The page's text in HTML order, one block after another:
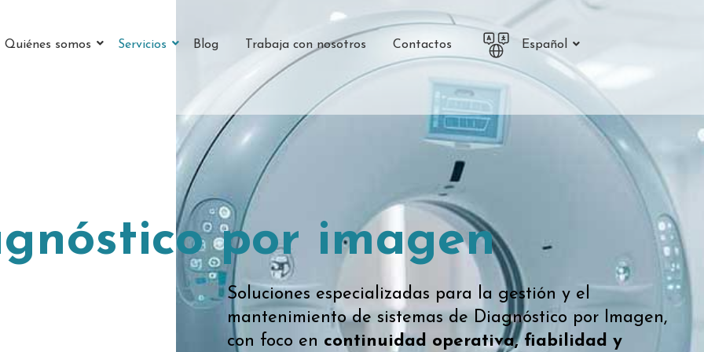
Quiénes somos Servicios Blog Trabaja con nosotros Contactos Español
por imagen
Soluciones especializadas para la gestión y el
mantenimiento de sistemas de Diagnóstico por Imagen,
con foco en continuidad operativa, fiabilidad y